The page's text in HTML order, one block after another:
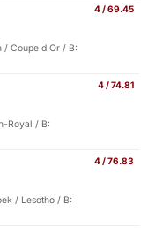
4 / 69.45
/ Coupe d'Or / B:
4 / 74.81
Royal / B:
4 / 76.83
/ Lesotho / B: